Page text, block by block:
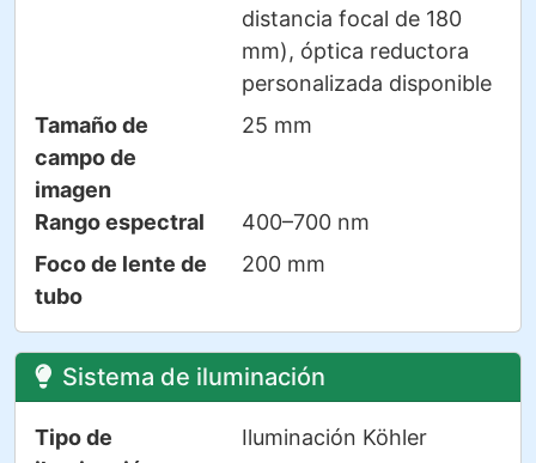
distancia focal de 180
mm), óptica reductora
personalizada disponible
Tamaño de
campo de
imagen
25 mm
Rango espectral
400–700 nm
Foco de lente de
tubo
200 mm
Sistema de iluminación
Tipo de
Iluminación Köhler